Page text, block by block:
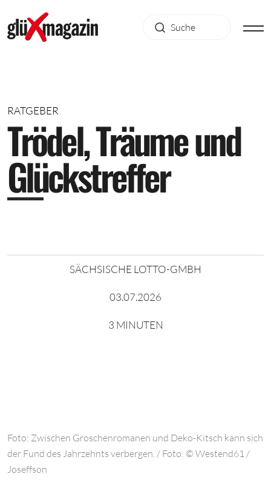
RATGEBER
Trödel,Träumeund
Glückstreffer
SÄCHSISCHE LOTTO-GMBH
03.07.2026
3 MINUTEN
Foto: Zwischen Groschenromanen und Deko-Kitsch kann sich
der Fund des Jahrzehnts verbergen. / Foto: © Westend61 /
Joseffson